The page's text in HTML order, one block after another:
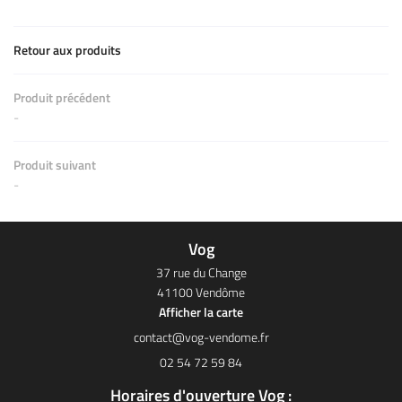
Retour aux produits
Produit précédent
-
Produit suivant
-
Vog
37 rue du Change
41100 Vendôme
Afficher la carte
02 54 72 59 84
Horaires d'ouverture Vog :